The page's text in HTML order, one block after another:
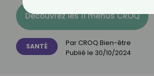
Découvrez les 11 menus CROQ
SANTÉ Par CROQ Bien-être
Publié le 30/10/2024